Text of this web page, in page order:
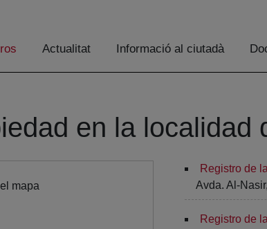
Actualitat Informació al ciutadà
en la localidad
mapa
Registro de
Avda. Al-
Registro de